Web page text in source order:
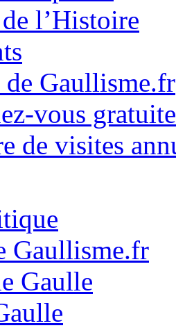
l’Histoire
Gaullisme.fr
vous
de visites
Gaullisme.fr
Gaulle